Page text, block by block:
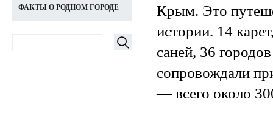
Крым . Это
истории. 14
саней, 36
сопровождали
— всего около
ФАКТЫ О РОДНОМ ГОРОДЕ